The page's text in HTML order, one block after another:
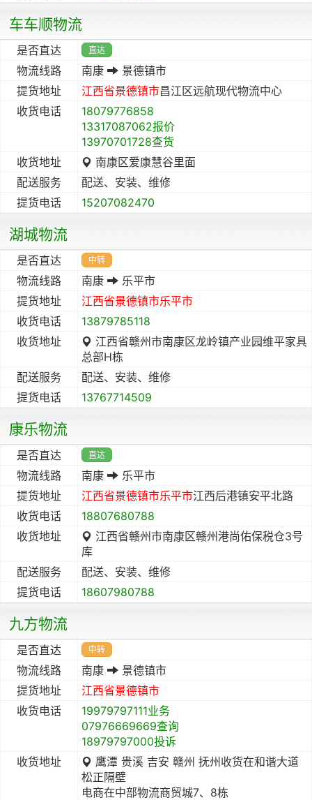
车车顺物流
是否直达 直达
物流线路 南康
景德镇市
提货地址
江西省景德镇市昌江区远航现代物流中心
收货电话
18079776858
13317087062报价
13970701728查货
收货地址
南康区爱康慧谷里面
配送服务
配送、安装、维修
提货电话
15207082470
湖城物流
是否直达 中转
物流线路 南康
乐平市
提货地址
江西省景德镇市乐平市
收货电话
13879785118
收货地址
江西省赣州市南康区龙岭镇产业园维平家具
总部H栋
配送服务
配送、安装、维修
提货电话
13767714509
康乐物流
是否直达 直达
物流线路 南康
乐平市
提货地址
江西省景德镇市乐平市江西后港镇安平北路
收货电话
18807680788
收货地址
江西省赣州市南康区赣州港尚佑保税仓3号
库
配送服务
配送、安装、维修
提货电话
18607980788
九方物流
是否直达 中转
物流线路 南康
景德镇市
提货地址
江西省景德镇市
收货电话
19979797111业务
07976669669查询
18979797000投诉
收货地址
鹰潭 贵溪 吉安 赣州 抚州收货在和谐大道
松正隔壁
电商在中部物流商贸城7、8栋